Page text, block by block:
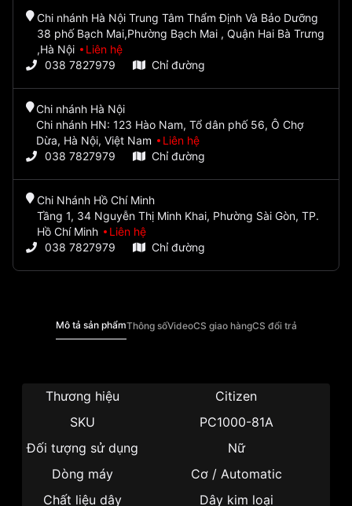
Chi nhánh Hà Nội Trung Tâm Thẩm Định Và Bảo Dưỡng
38 phố Bạch Mai,Phường Bạch Mai , Quận Hai Bà Trưng
,Hà Nội
Liên hệ
038 7827979
Chỉ đường
Chi nhánh Hà Nội
Chi nhánh HN: 123 Hào Nam, Tổ dân phố 56, Ô Chợ
Dừa, Hà Nội, Việt Nam
Liên hệ
038 7827979
Chỉ đường
Chi Nhánh Hồ Chí Minh
Tầng 1, 34 Nguyễn Thị Minh Khai, Phường Sài Gòn, TP.
Hồ Chí Minh
Liên hệ
038 7827979
Chỉ đường
Mô tả sản phẩmThông sốVideoCS giao hàngCS đổi trả
Thương hiệu
Citizen
SKU
PC1000-81A
Đối tượng sử dụng
Nữ
Dòng máy
Cơ / Automatic
Chất liệu dây
Dây kim loại